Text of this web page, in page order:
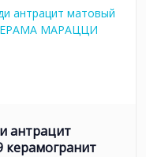
антрацит
керамогранит